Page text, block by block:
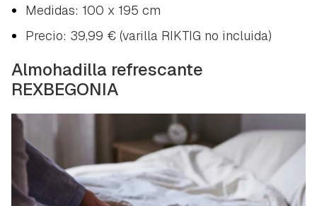
Medidas: 100 x 195 cm
Precio: 39,99 € (varilla RIKTIG no incluida)
Almohadilla refrescante
REXBEGONIA